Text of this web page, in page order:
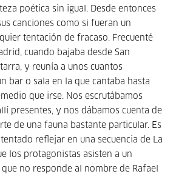
poética sin igual. Desde entonces
canciones como si fueran un
tentación de fracaso. Frecuenté
cuando bajaba desde San
y reunía a unos cuantos
bar o sala en la que cantaba hasta
que irse. Nos escrutábamos
presentes, y nos dábamos cuenta de
de una fauna bastante particular. Es
reflejar en una secuencia de La
los protagonistas asisten a un
no responde al nombre de Rafael